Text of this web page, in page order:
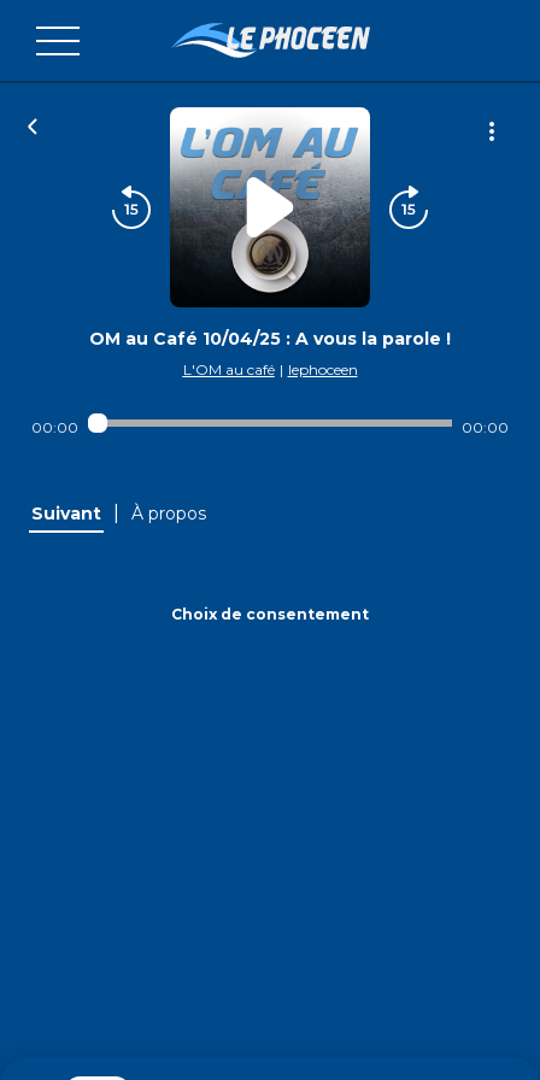
OM au Café 10/04/25 : A vous la parole !
L'OM au café | lephoceen
00:00 00:00
Suivant À propos
Choix de consentement